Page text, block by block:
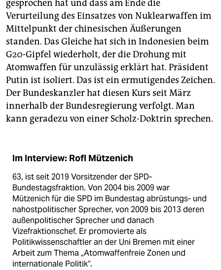
gesprochen hat und dass am Ende die
Verurteilung des Einsatzes von Nuklearwaffen im
Mittelpunkt der chinesischen Äußerungen
standen. Das Gleiche hat sich in Indonesien beim
G20-Gipfel wiederholt, der die Drohung mit
Atomwaffen für unzulässig erklärt hat. Präsident
Putin ist isoliert. Das ist ein ermutigendes Zeichen.
Der Bundeskanzler hat diesen Kurs seit März
innerhalb der Bundesregierung verfolgt. Man
kann geradezu von einer Scholz-Doktrin sprechen.
Im Interview: Rofl Mützenich
63, ist seit 2019 Vorsitzender der SPD-
Bundestagsfraktion. Von 2004 bis 2009 war
Mützenich für die SPD im Bundestag abrüstungs- und
nahostpolitischer Sprecher, von 2009 bis 2013 deren
außenpolitischer Sprecher und danach
Vizefraktionschef. Er promovierte als
Politikwissenschaftler an der Uni Bremen mit einer
Arbeit zum Thema „Atomwaffenfreie Zonen und
internationale Politik“.